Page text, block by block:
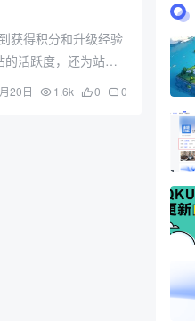
获得积分和升级经验
活跃度，还为站长
定义连续签到奖励
或特殊特权。这种
20日 1.6k 0 0